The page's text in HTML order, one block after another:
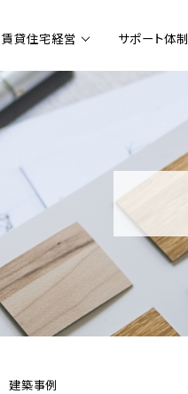
賃貸住宅経営 サポート体制
建築事例